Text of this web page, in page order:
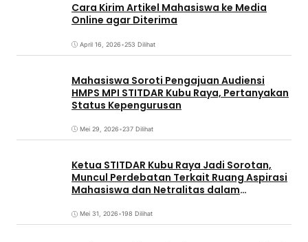
Cara Kirim Artikel Mahasiswa ke Media
Online agar Diterima
April 16, 2026•253 Dilihat
Mahasiswa Soroti Pengajuan Audiensi
HMPS MPI STITDAR Kubu Raya, Pertanyakan
Status Kepengurusan
Mei 29, 2026•237 Dilihat
Ketua STITDAR Kubu Raya Jadi Sorotan,
Muncul Perdebatan Terkait Ruang Aspirasi
Mahasiswa dan Netralitas dalam
Mei 31, 2026•198 Dilihat